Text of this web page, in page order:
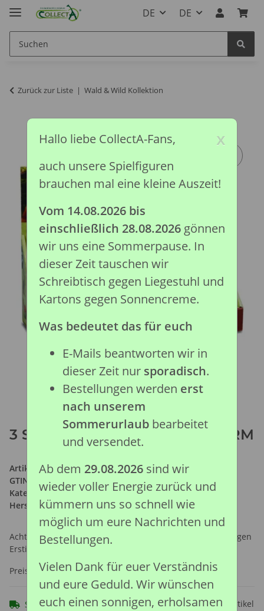
DE DE
Zurück zur Liste Wald & Wild Kollektion
3 ST WALDLEBEN SET PLATFORM
Artikelnummer:89800
GTIN:
4892900898001
Kategorie:Wald & Wild Kollektion
Hersteller: Collecta Global Limited
Achtung: Nicht geeignet für Kinder unter 36 Monaten, wegen
Erstickungsgefahr durch verschluckbare Kleinteile.
Preise nach Anmeldung sichtbar
Sofort verfügbar Frage zum Artikel
x
Hallo liebe CollectA-Fans,
auch unsere Spielfiguren
brauchen mal eine kleine Auszeit!
Vom 14.08.2026 bis
einschließlich 28.08.2026gönnen
wir uns eine Sommerpause. In
dieser Zeit tauschen wir
Schreibtisch gegen Liegestuhl und
Kartons gegen Sonnencreme.
Was bedeutet das für euch
E-Mails beantworten wir in
dieser Zeit nur sporadisch.
Bestellungen werden erst
nach unserem
Sommerurlaubbearbeitet
und versendet.
Ab dem 29.08.2026sind wir
wieder voller Energie zurück und
kümmern uns so schnell wie
möglich um eure Nachrichten und
Bestellungen.
Vielen Dank für euer Verständnis
und eure Geduld. Wir wünschen
euch einen sonnigen, erholsamen